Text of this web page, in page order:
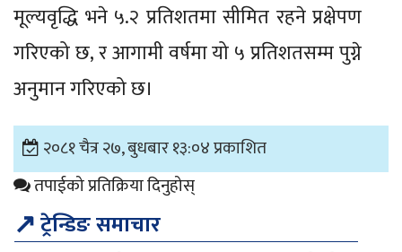
मूल्यवृद्धि भने ५.२ प्रतिशतमा सीमित रहने प्रक्षेपण
गरिएको छ, र आगामी वर्षमा यो ५ प्रतिशतसम्म पुग्ने
अनुमान गरिएको छ।
२०८१ चैत्र २७, बुधबार १३:०४ प्रकाशित
तपाईको प्रतिक्रिया दिनुहोस्
↗ट्रेन्डिङ समाचार